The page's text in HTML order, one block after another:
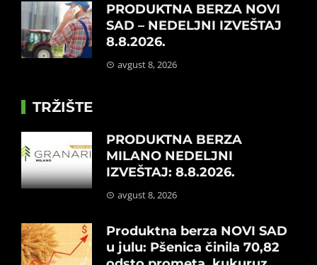
PRODUKTNA BERZA NOVI
SAD – NEDELJNI IZVEŠTAJ
8.8.2026.
avgust 8, 2026
TRŽIŠTE
PRODUKTNA BERZA
MILANO NEDELJNI
IZVEŠTAJ: 8.8.2026.
avgust 8, 2026
Produktna berza NOVI SAD
u julu: Pšenica činila 70,82